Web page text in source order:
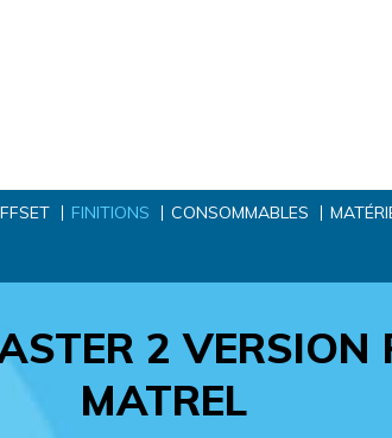
FINITIONS CONSOMMABLES
2 VERSION
MATREL